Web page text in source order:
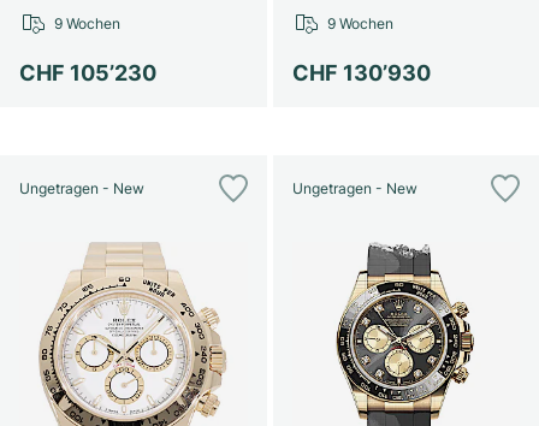
CHF 105’230
9 Wochen
CHF 130’930
9 Wochen
Ungetragen - New Ungetragen - New